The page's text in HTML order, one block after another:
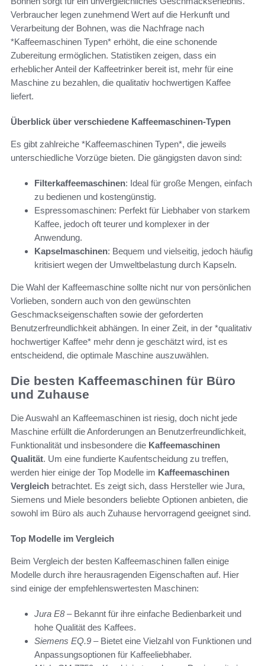
Verbraucher legen zunehmend Wert auf die Herkunft und
Verarbeitung der Bohnen, was die Nachfrage nach
*Kaffeemaschinen Typen* erhöht, die eine schonende
Zubereitung ermöglichen. Statistiken zeigen, dass ein
erheblicher Anteil der Kaffeetrinker bereit ist, mehr für eine
Maschine zu bezahlen, die qualitativ hochwertigen Kaffee
liefert.
Überblick über verschiedene Kaffeemaschinen-Typen
Es gibt zahlreiche *Kaffeemaschinen Typen*, die jeweils
unterschiedliche Vorzüge bieten. Die gängigsten davon sind:
Filterkaffeemaschinen: Ideal für große Mengen, einfach
zu bedienen und kostengünstig.
Espressomaschinen: Perfekt für Liebhaber von starkem
Kaffee, jedoch oft teurer und komplexer in der
Anwendung.
Kapselmaschinen: Bequem und vielseitig, jedoch häufig
kritisiert wegen der Umweltbelastung durch Kapseln.
Die Wahl der Kaffeemaschine sollte nicht nur von persönlichen
Vorlieben, sondern auch von den gewünschten
Geschmackseigenschaften sowie der geforderten
Benutzerfreundlichkeit abhängen. In einer Zeit, in der *qualitativ
hochwertiger Kaffee* mehr denn je geschätzt wird, ist es
entscheidend, die optimale Maschine auszuwählen.
Die besten Kaffeemaschinen für Büro
und Zuhause
Die Auswahl an Kaffeemaschinen ist riesig, doch nicht jede
Maschine erfüllt die Anforderungen an Benutzerfreundlichkeit,
Funktionalität und insbesondere die Kaffeemaschinen
Qualität. Um eine fundierte Kaufentscheidung zu treffen,
werden hier einige der Top Modelle im Kaffeemaschinen
Vergleich betrachtet. Es zeigt sich, dass Hersteller wie Jura,
Siemens und Miele besonders beliebte Optionen anbieten, die
sowohl im Büro als auch Zuhause hervorragend geeignet sind.
Top Modelle im Vergleich
Beim Vergleich der besten Kaffeemaschinen fallen einige
Modelle durch ihre herausragenden Eigenschaften auf. Hier
sind einige der empfehlenswertesten Maschinen:
Jura E8– Bekannt für ihre einfache Bedienbarkeit und
hohe Qualität des Kaffees.
Siemens EQ.9 – Bietet eine Vielzahl von Funktionen und
Anpassungsoptionen für Kaffeeliebhaber.